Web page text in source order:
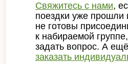
Свяжитесь с нами,
поездки уже прошли
не готовы
к набираемой
задать вопрос. А
заказать